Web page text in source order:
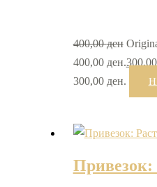
400,00ден
400,00 ден.300,00
300,00 ден.
Привезок: